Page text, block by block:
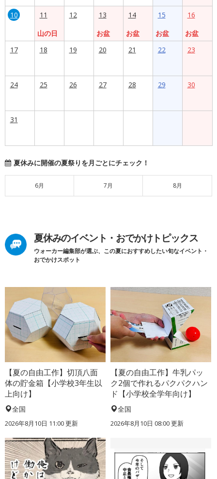
10
11
山の日
12
13
お盆
14
お盆
15
お盆
16
お盆
17
18 19 20 21 22 23
24 25 26 27 28 29 30
31
夏休みに開催の夏祭りを月ごとにチェック！
6月 7月 8月
夏休みのイベント・おでかけトピックス
ウォーカー編集部が選ぶ、この夏におすすめしたい旬なイベント・
おでかけスポット
【夏の自由工作】切頂八面
体の貯金箱【小学校3年生以
上向け】
全国
2026年8月10日 11:00更新
【夏の自由工作】牛乳パッ
ク2個で作れるパクパクハン
ド【小学校全学年向け】
全国
2026年8月10日 08:00更新